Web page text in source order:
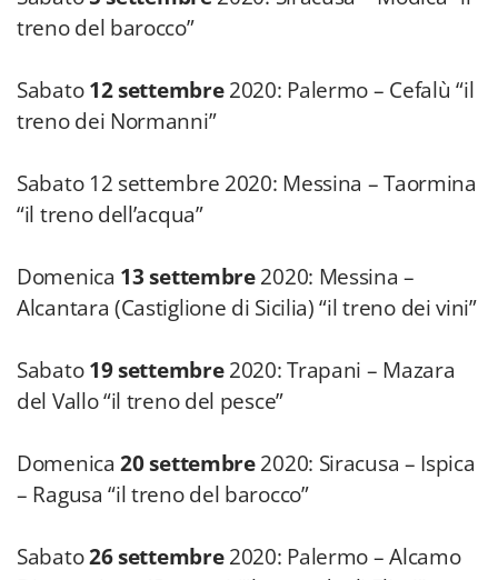
treno del barocco”
Sabato12 settembre2020: Palermo – Cefalù “il
treno dei Normanni”
Sabato 12 settembre 2020: Messina – Taormina
“il treno dell’acqua”
Domenica 13 settembre2020: Messina –
Alcantara (Castiglione di Sicilia) “il treno dei vini”
Sabato19 settembre2020: Trapani – Mazara
del Vallo “il treno del pesce”
Domenica20 settembre2020: Siracusa – Ispica
– Ragusa “il treno del barocco”
Sabato26 settembre2020: Palermo – Alcamo